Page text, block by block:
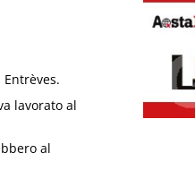
lavorato al
al